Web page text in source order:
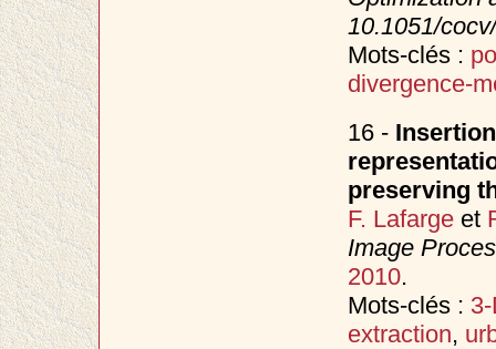
10.1051/
Mots-clés :
divergence-
16 -
preserving
F. Lafargeet
Image
2010.
Mots-clés :
extraction,